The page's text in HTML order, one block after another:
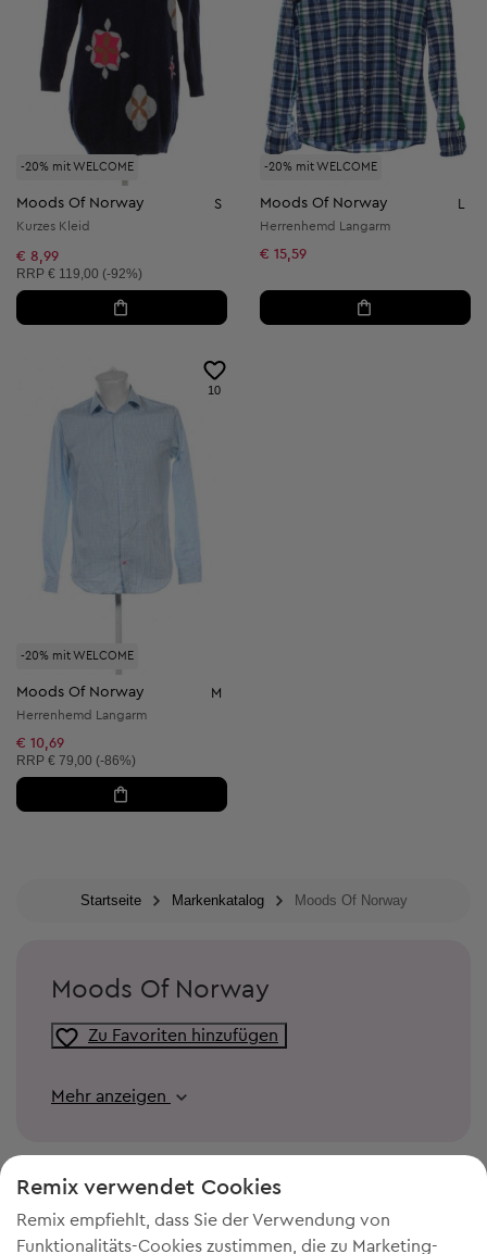
-20% mit WELCOME
Moods Of Norway S
Kurzes Kleid
€ 8,99
Unverbindliche Preisempfehlung:
RRP € 119,00 (-92%)
-20% mit WELCOME
Moods Of Norway L
Herrenhemd Langarm
€ 15,59
-20% mit WELCOME
10
Moods Of Norway M
Herrenhemd Langarm
€ 10,69
Unverbindliche Preisempfehlung:
RRP € 79,00 (-86%)
Startseite Markenkatalog Moods Of Norway
Moods Of Norway
Zu Favoriten hinzufügen
Mehr anzeigen
Remix verwendet Cookies
Remix empfiehlt, dass Sie der Verwendung von
Funktionalitäts-Cookies zustimmen, die zu Marketing-